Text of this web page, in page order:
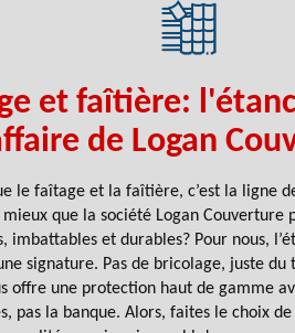
et faîtière:
de Logan
le faîtage et la faîtière, c’est la ligne
que la société Logan Couverture
imbattables et durables? Pour nous,
signature. Pas de bricolage, juste
offre une protection haut de gamme
pas la banque. Alors, faites le choix